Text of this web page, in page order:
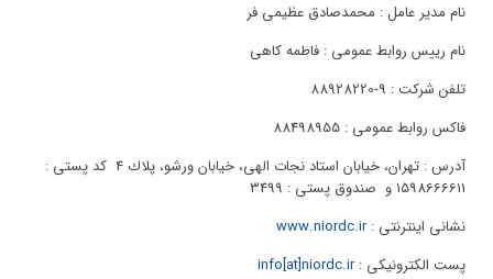
نام مدیر عامل : محمدصادق عظیمی فر
نام رییس روابط عمومی : فاطمه کاهی
تلفن شرکت : 9-88928220
فاکس روابط عمومی : 88498955
آدرس : تهران، خیابان استاد نجات الهی، خیابان ورشو، پلاك 4 کد پستی :
1598666611 و صندوق پستی : 3499
نشانی اینترنتی :www.niordc.ir
پست الکترونیکی :info[at]niordc.ir